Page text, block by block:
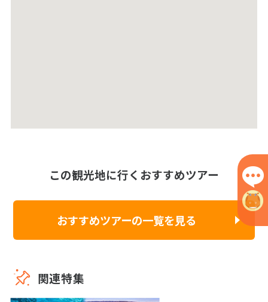
この観光地に行くおすすめツアー
おすすめツアーの一覧を見る
関連特集